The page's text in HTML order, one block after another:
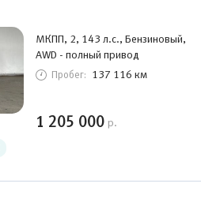
МКПП, 2, 143 л.с., Бензиновый,
AWD - полный привод
Пробег: 137 116 км
1 205 000 р.